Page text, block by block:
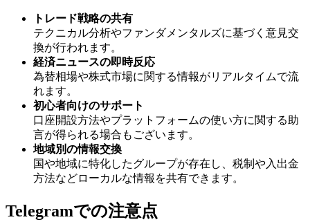
トレード戦略の共有
テクニカル分析やファンダメンタルズに基づく意見交
換が行われます。
経済ニュースの即時反応
為替相場や株式市場に関する情報がリアルタイムで流
れます。
初心者向けのサポート
口座開設方法やプラットフォームの使い方に関する助
言が得られる場合もございます。
地域別の情報交換
国や地域に特化したグループが存在し、税制や入出金
方法などローカルな情報を共有できます。
Telegramでの注意点